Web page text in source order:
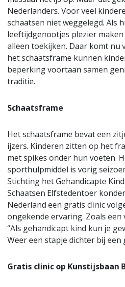
Nederlanders. Voor veel
schaatsen niet weggelegd. Als
leeftijdgenootjes plezier
alleen toekijken. Daar komt nu
het schaatsframe kunnen
beperking voortaan samen
traditie.
Schaatsframe
Het schaatsframe bevat een
ijzers. Kinderen zitten op het
met spikes onder hun voeten.
sporthulpmiddel is vorig
Stichting het Gehandicapte
Schaatsen Elfstedentoer
Nederland een gratis clinic
ongekende ervaring. Zoals een
“Als gehandicapt kind kun je
Weer een stapje dichter bij een
Gratis clinic op Kunstijsbaan